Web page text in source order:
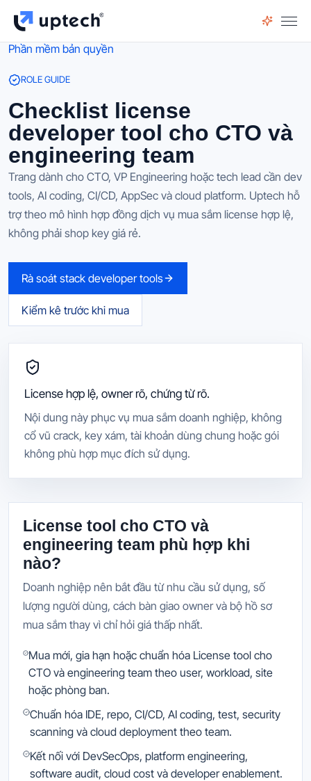
Phần mềm bản quyền
ROLE GUIDE
Checklist license
developer tool cho CTO và
engineering team
Trang dành cho CTO, VP Engineering hoặc tech lead cần dev
tools, AI coding, CI/CD, AppSec và cloud platform. Uptech hỗ
trợ theo mô hình hợp đồng dịch vụ mua sắm license hợp lệ,
không phải shop key giá rẻ.
Rà soát stack developer tools
Kiểm kê trước khi mua
License hợp lệ, owner rõ, chứng từ rõ.
Nội dung này phục vụ mua sắm doanh nghiệp, không
cổ vũ crack, key xám, tài khoản dùng chung hoặc gói
không phù hợp mục đích sử dụng.
License tool cho CTO và
engineering team phù hợp khi
nào?
Doanh nghiệp nên bắt đầu từ nhu cầu sử dụng, số
lượng người dùng, cách bàn giao owner và bộ hồ sơ
mua sắm thay vì chỉ hỏi giá thấp nhất.
Mua mới, gia hạn hoặc chuẩn hóa License tool cho
CTO và engineering team theo user, workload, site
hoặc phòng ban.
Chuẩn hóa IDE, repo, CI/CD, AI coding, test, security
scanning và cloud deployment theo team.
Kết nối với DevSecOps, platform engineering,
software audit, cloud cost và developer enablement.